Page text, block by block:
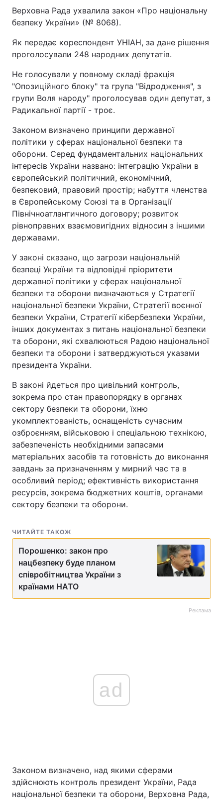
Верховна Рада ухвалила закон «Про національну
безпеку України» (№ 8068).
Як передає кореспондент УНІАН, за дане рішення
проголосували 248 народних депутатів.
Не голосували у повному складі фракція
"Опозиційного блоку" та група "Відродження", з
групи Воля народу" проголосував один депутат, з
Радикальної партії - троє.
Законом визначено принципи державної
політики у сферах національної безпеки та
оборони. Серед фундаментальних національних
інтересів України названо: інтеграцію України в
європейський політичний, економічний,
безпековий, правовий простір; набуття членства
в Європейському Союзі та в Організації
Північноатлантичного договору; розвиток
рівноправних взаємовигідних відносин з іншими
державами.
У законі сказано, що загрози національній
безпеці України та відповідні пріоритети
державної політики у сферах національної
безпеки та оборони визначаються у Стратегії
національної безпеки України, Стратегії воєнної
безпеки України, Стратегії кібербезпеки України,
інших документах з питань національної безпеки
та оборони, які схвалюються Радою національної
безпеки та оборони і затверджуються указами
президента України.
В законі йдеться про цивільний контроль,
зокрема про стан правопорядку в органах
сектору безпеки та оборони, їхню
укомплектованість, оснащеність сучасним
озброєнням, військовою і спеціальною технікою,
забезпеченість необхідними запасами
матеріальних засобів та готовність до виконання
завдань за призначенням у мирний час та в
особливий період; ефективність використання
ресурсів, зокрема бюджетних коштів, органами
сектору безпеки та оборони.
ЧИТАЙТЕ ТАКОЖ
Порошенко: закон про
нацбезпеку буде планом
співробітництва України з
країнами НАТО
Реклама
ad
Законом визначено, над якими сферами
здійснюють контроль президент України, Рада
національної безпеки та оборони, Верховна Рада,